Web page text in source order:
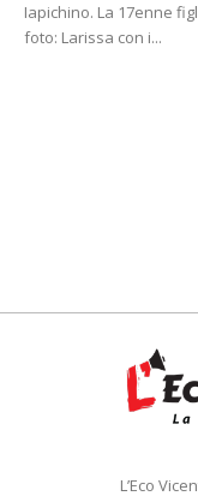
Iapichino. La 17enne
foto: Larissa con i...
L’Eco